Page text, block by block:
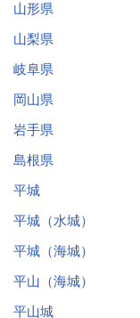
山形県
山梨県
岐阜県
岡山県
岩手県
島根県
平城
平城（水城）
平城（海城）
平山（海城）
平山城